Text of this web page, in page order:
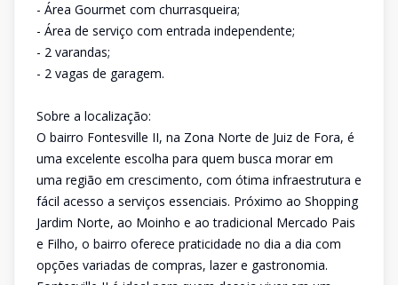
- Área Gourmet com churrasqueira;
- Área de serviço com entrada independente;
- 2 varandas;
- 2 vagas de garagem.
Sobre a localização:
O bairro Fontesville II, na Zona Norte de Juiz de Fora, é
uma excelente escolha para quem busca morar em
uma região em crescimento, com ótima infraestrutura e
fácil acesso a serviços essenciais. Próximo ao Shopping
Jardim Norte, ao Moinho e ao tradicional Mercado Pais
e Filho, o bairro oferece praticidade no dia a dia com
opções variadas de compras, lazer e gastronomia.